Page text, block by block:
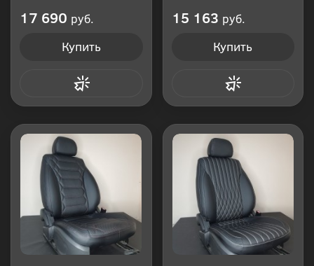
17 690 руб.
Купить
15 163 руб.
Купить